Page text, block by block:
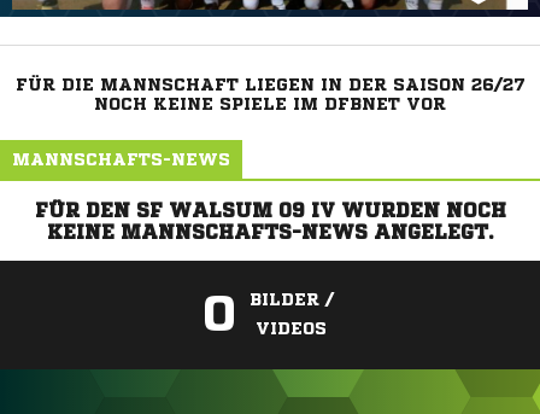
FÜR DIE MANNSCHAFT LIEGEN IN DER SAISON 26/27
NOCH KEINE SPIELE IM DFBNET VOR
MANNSCHAFTS-NEWS
FÜR DEN SF WALSUM 09 IV WURDEN NOCH
KEINE MANNSCHAFTS-NEWS ANGELEGT.
0
BILDER /
VIDEOS